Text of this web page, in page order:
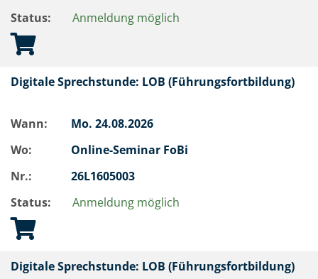
Status:
Anmeldung möglich
Digitale Sprechstunde: LOB (Führungsfortbildung)
Wann: Mo. 24.08.2026
Wo:
Online-Seminar FoBi
Nr.:
26L1605003
Status:
Anmeldung möglich
Digitale Sprechstunde: LOB (Führungsfortbildung)